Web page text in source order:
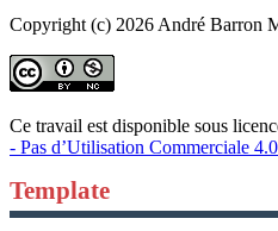
Copyright (c) 2026 André Barron
Ce travail est disponible sous
- Pas d’Utilisation Commerciale
Template